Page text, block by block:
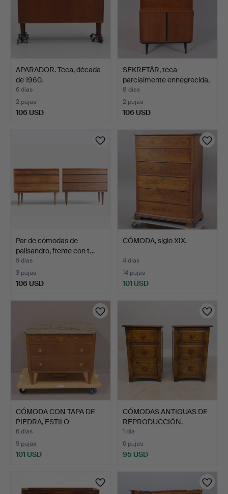
APARADOR. Teca, década
de 1960.
6 días
2 pujas
106 USD
SEKRETÄR, teca
parcialmente ennegrecida,
B…
8 días
2 pujas
106 USD
Par de cómodas de
palisandro, frente con t…
9 días
3 pujas
106 USD
CÓMODA, siglo XIX.
4 días
14 pujas
101 USD
CÓMODA CON TAPA DE
PIEDRA, ESTILO
GUSTAVIA…
6 días
9 pujas
101 USD
CÓMODAS ANTIGUAS DE
REPRODUCCIÓN.
1 día
6 pujas
95 USD